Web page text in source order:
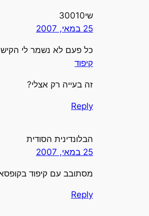
שי30010
25 במאי, 2007
כל פעם לא נשמר לי
קיפוד
זה בעייה רק אצלי?
Reply
הבלונדינית הסודית
25 במאי, 2007
מסתובב עם קיפוד
Reply